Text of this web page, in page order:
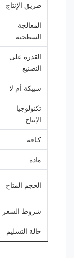
طريق الإنتاج
المعالجة
السطحية
القدرة على
التصنيع
سبيكة أم لا
تكنولوجيا
الحجم المتاح
شروط السعر
حالة التسليم